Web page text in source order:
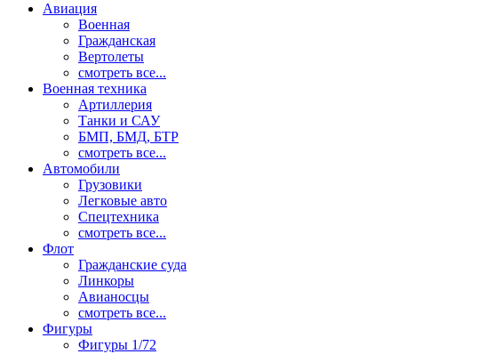
Авиация
Военная
Гражданская
Вертолеты
смотреть все...
Военная техника
Артиллерия
Танки и САУ
БМП, БМД, БТР
смотреть все...
Автомобили
Грузовики
Легковые авто
Спецтехника
смотреть все...
Флот
Гражданские суда
Линкоры
Авианосцы
смотреть все...
Фигуры
Фигуры 1/72